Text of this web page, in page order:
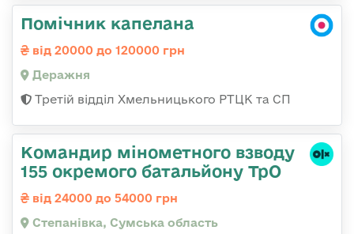
Помічник капелана
від 20000 до 120000 грн
Деражня
Третій відділ Хмельницького РТЦК та СП
Командир мінометного взводу
155 окремого батальйону ТрО
від 24000 до 54000 грн
Степанівка, Сумська область